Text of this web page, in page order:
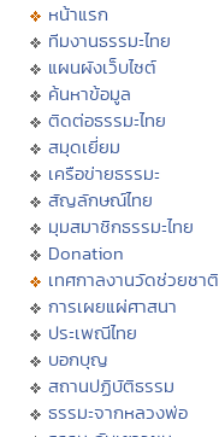
หน้าแรก
ทีมงานธรรมะไทย
แผนผังเว็บไซต์
ค้นหาข้อมูล
ติดต่อธรรมะไทย
สมุดเยี่ยม
เครือข่ายธรรมะ
สัญลักษณ์ไทย
มุมสมาชิกธรรมะไทย
Donation
เทศกาลงานวัดช่วยชาติ
การเผยแผ่ศาสนา
ประเพณีไทย
บอกบุญ
สถานปฏิบัติธรรม
ธรรมะจากหลวงพ่อ